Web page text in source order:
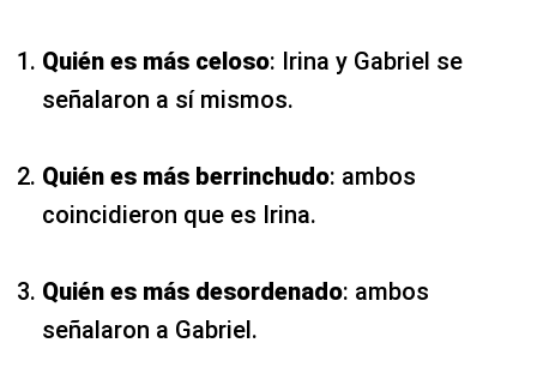
Quién es más celoso: Irina y Gabriel se
señalaron a sí mismos.
Quién es más berrinchudo: ambos
coincidieron que es Irina.
Quién es más desordenado: ambos
señalaron a Gabriel.